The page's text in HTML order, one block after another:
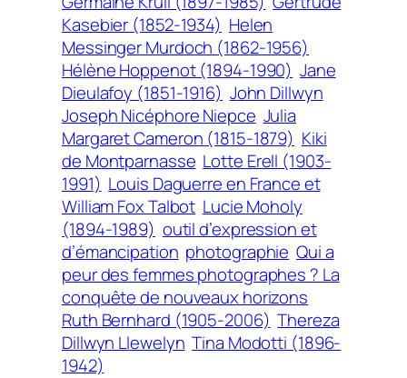
Kasebier (1852-1934) Helen
Messinger Murdoch (1862-1956)
Hélène Hoppenot (1894-1990) Jane
Dieulafoy (1851-1916) John Dillwyn
Joseph Nicéphore Niepce Julia
Margaret Cameron (1815-1879) Kiki
de Montparnasse Lotte Erell (1903-
1991) Louis Daguerre en France et
William Fox Talbot Lucie Moholy
(1894-1989) outil d’expression et
d’émancipation photographie Qui a
peur des femmes photographes ? La
conquête de nouveaux horizons
Ruth Bernhard (1905-2006) Thereza
Dillwyn Llewelyn Tina Modotti (1896-
1942)